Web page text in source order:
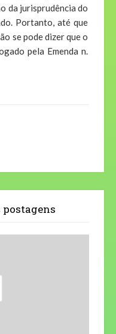
da jurisprudência do
Portanto, até que
se pode dizer que o
pela Emenda n.
postagens